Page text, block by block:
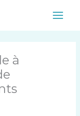
Main
à